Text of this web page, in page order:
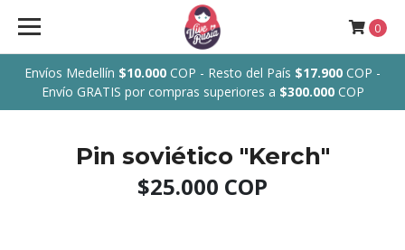
Envíos Medellín $10.000 COP - Resto del País $17.900 COP -
Envío GRATIS por compras superiores a $300.000COP
0
Pin soviético "Kerch"
$25.000 COP